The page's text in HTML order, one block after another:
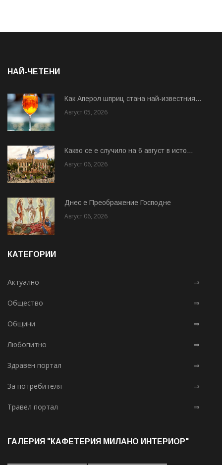
НАЙ-ЧЕТЕНИ
Как Аперол шприц стана най-известния...
Август 05, 2026
Какво се е случило на 6 август в исто...
Август 06, 2026
Днес е Преображение Господне
Август 06, 2026
КАТЕГОРИИ
Актуално ⇒
Общество ⇒
Общини ⇒
Любопитно ⇒
Здравен портал ⇒
За потребителя ⇒
Травел портал ⇒
ГАЛЕРИЯ "КАФЕТЕРИЯ МИЛАНО ИНТЕРИОР"